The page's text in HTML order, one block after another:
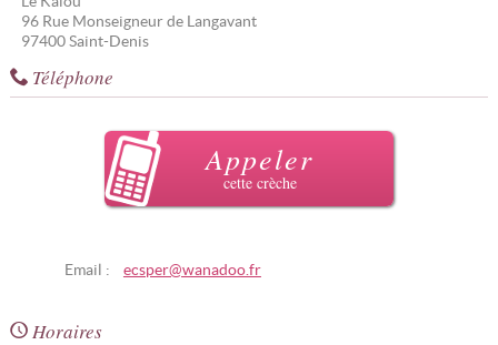
96 Rue Monseigneur de Langavant
97400 Saint-Denis
Téléphone
Appeler
cette crèche
Email : ecsper@wanadoo.fr
Horaires